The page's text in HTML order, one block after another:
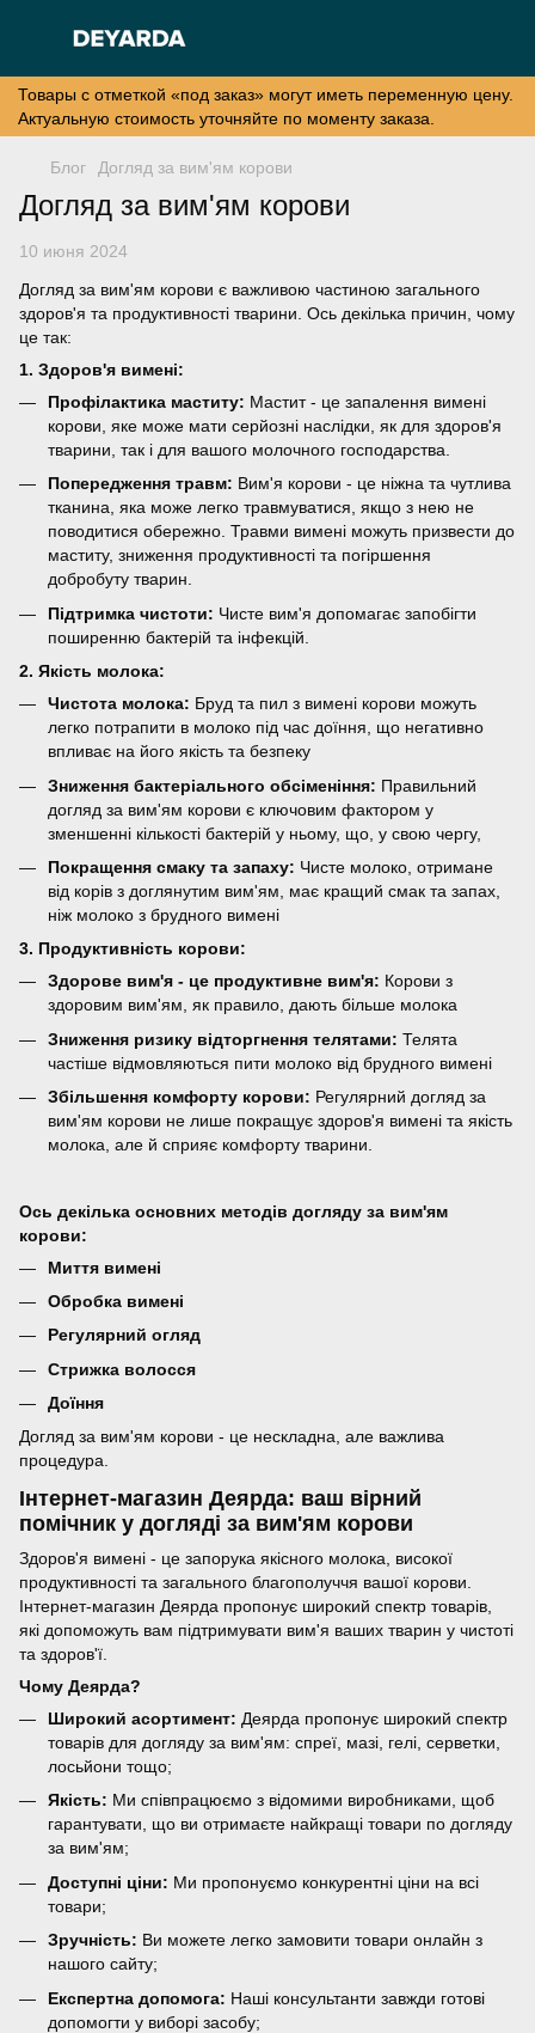
Товары с отметкой «под заказ» могут иметь переменную цену.
Актуальную стоимость уточняйте по моменту заказа.
Блог Догляд за вим'ям корови
Догляд за вим'ям корови
10 июня 2024
Догляд за вим'ям корови є важливою частиною загального
здоров'я та продуктивності тварини. Ось декілька причин, чому
це так:
1. Здоров'я вимені:
Профілактика маститу: Мастит - це запалення вимені
корови, яке може мати серйозні наслідки, як для здоров'я
тварини, так і для вашого молочного господарства.
Попередження травм: Вим'я корови - це ніжна та чутлива
тканина, яка може легко травмуватися, якщо з нею не
поводитися обережно. Травми вимені можуть призвести до
маститу, зниження продуктивності та погіршення
добробуту тварин.
Підтримка чистоти: Чисте вим'я допомагає запобігти
поширенню бактерій та інфекцій.
2. Якість молока:
Чистота молока: Бруд та пил з вимені корови можуть
легко потрапити в молоко під час доїння, що негативно
впливає на його якість та безпеку
Зниження бактеріального обсіменіння: Правильний
догляд за вим'ям корови є ключовим фактором у
зменшенні кількості бактерій у ньому, що, у свою чергу,
Покращення смаку та запаху: Чисте молоко, отримане
від корів з доглянутим вим'ям, має кращий смак та запах,
ніж молоко з брудного вимені
3. Продуктивність корови:
Здорове вим'я - це продуктивне вим'я: Корови з
здоровим вим'ям, як правило, дають більше молока
Зниження ризику відторгнення телятами: Телята
частіше відмовляються пити молоко від брудного вимені
Збільшення комфорту корови: Регулярний догляд за
вим'ям корови не лише покращує здоров'я вимені та якість
молока, але й сприяє комфорту тварини.
Ось декілька основних методів догляду за вим'ям
корови:
Миття вимені
Обробка вимені
Регулярний огляд
Стрижка волосся
Доїння
Догляд за вим'ям корови - це нескладна, але важлива
процедура.
Інтернет-магазин Деярда: ваш вірний
помічник у догляді за вим'ям корови
Здоров'я вимені - це запорука якісного молока, високої
продуктивності та загального благополуччя вашої корови.
Інтернет-магазин Деярда пропонує широкий спектр товарів,
які допоможуть вам підтримувати вим'я ваших тварин у чистоті
та здоров'ї.
Чому Деярда?
Широкий асортимент: Деярда пропонує широкий спектр
товарів для догляду за вим'ям: спреї, мазі, гелі, серветки,
лосьйони тощо;
Якість: Ми співпрацюємо з відомими виробниками, щоб
гарантувати, що ви отримаєте найкращі товари по догляду
за вим'ям;
Доступні ціни: Ми пропонуємо конкурентні ціни на всі
товари;
Зручність: Ви можете легко замовити товари онлайн з
нашого сайту;
Експертна допомога: Наші консультанти завжди готові
допомогти у виборі засобу;